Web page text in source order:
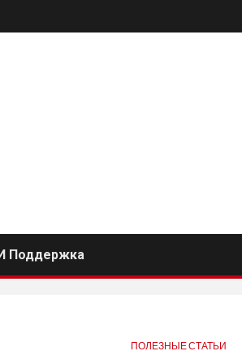
Поддержка
ПОЛЕЗНЫЕ СТАТЬИ